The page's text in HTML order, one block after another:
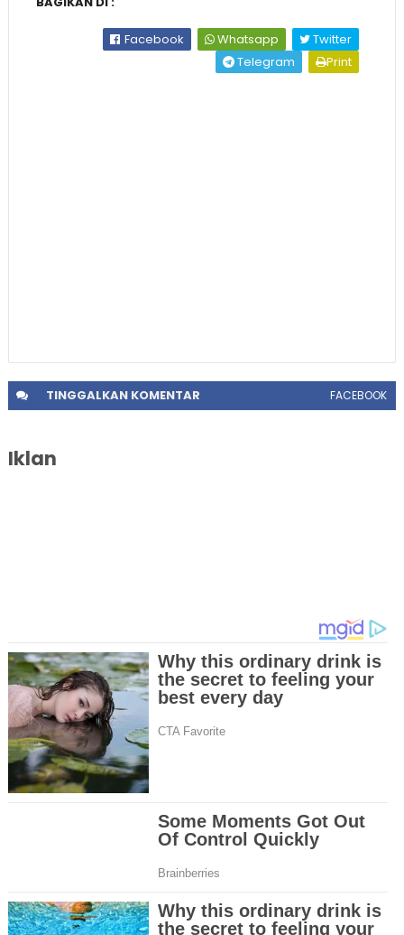
Facebook Whatsapp
Twitter
Telegram
Print
TINGGALKANKOMENTAR FACEBOOK
Iklan